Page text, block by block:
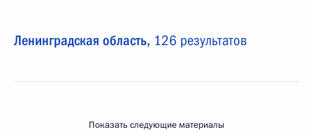
Ленинградская область, 126 результатов
Показать следующие материалы